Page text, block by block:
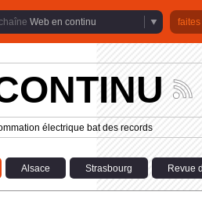
Web en continu
les
de
chaîne
Web
en
électrique bat des records
Alsace Strasbourg Revue